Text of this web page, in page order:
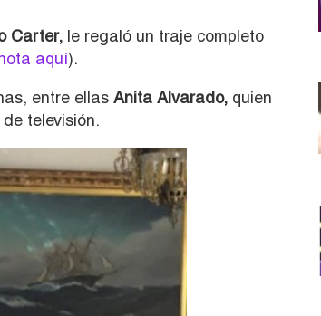
Carter, le regaló un traje completo
aquí).
entre ellas Anita Alvarado, quien
televisión.